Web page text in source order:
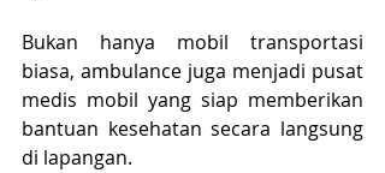
Bukan hanya mobil transportasi
biasa, ambulance juga menjadi pusat
medis mobil yang siap memberikan
bantuan kesehatan secara langsung
di lapangan.